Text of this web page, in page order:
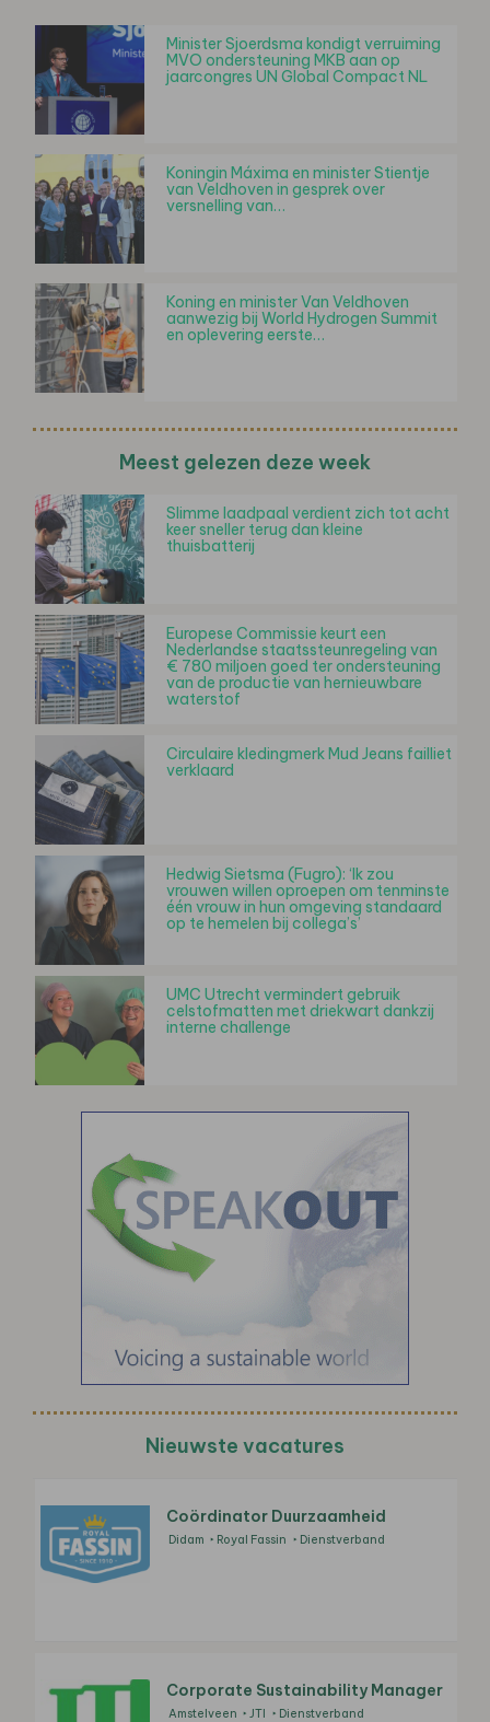
Minister Sjoerdsma kondigt verruiming
MVO ondersteuning MKB aan op
jaarcongres UN Global Compact NL
Koningin Máxima en minister Stientje
van Veldhoven in gesprek over
versnelling van…
Koning en minister Van Veldhoven
aanwezig bij World Hydrogen Summit
en oplevering eerste…
Meest gelezen deze week
Slimme laadpaal verdient zich tot acht
keer sneller terug dan kleine
thuisbatterij
Europese Commissie keurt een
Nederlandse staatssteunregeling van
€ 780 miljoen goed ter ondersteuning
van de productie van hernieuwbare
waterstof
Circulaire kledingmerk Mud Jeans failliet
verklaard
Hedwig Sietsma (Fugro): ‘Ik zou
vrouwen willen oproepen om tenminste
één vrouw in hun omgeving standaard
op te hemelen bij collega’s’
UMC Utrecht vermindert gebruik
celstofmatten met driekwart dankzij
interne challenge
Nieuwste vacatures
Coördinator Duurzaamheid
Didam Royal Fassin Dienstverband
Corporate Sustainability Manager
Amstelveen JTI Dienstverband